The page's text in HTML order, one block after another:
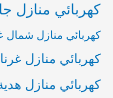
كهربائي منازل
كهربائي منازل شمال
كهربائي منازل
كهربائي منازل